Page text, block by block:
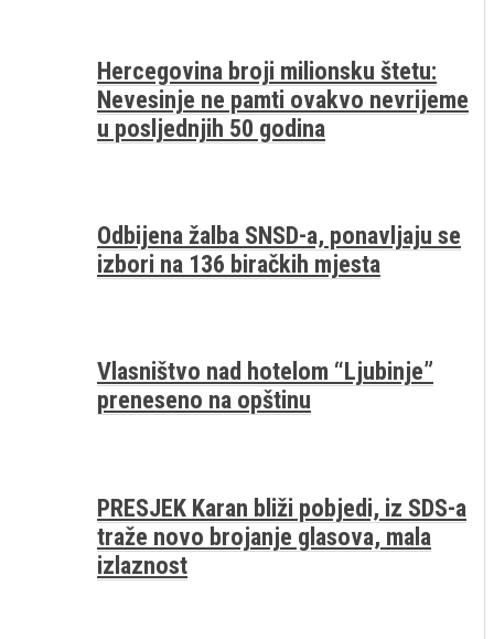
Hercegovina broji milionsku štetu:
Nevesinje ne pamti ovakvo nevrijeme
u posljednjih 50 godina
Odbijena žalba SNSD-a, ponavljaju se
izbori na 136 biračkih mjesta
Vlasništvo nad hotelom “Ljubinje”
preneseno na opštinu
PRESJEK Karan bliži pobjedi, iz SDS-a
traže novo brojanje glasova, mala
izlaznost